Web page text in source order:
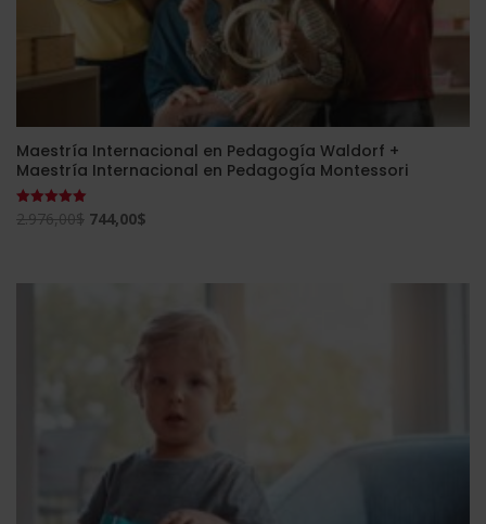
Maestría Internacional en Pedagogía Waldorf +
Maestría Internacional en Pedagogía Montessori
Valorado
con
2.976,00$ El
2.976,00$.
744,00$
744,00$.